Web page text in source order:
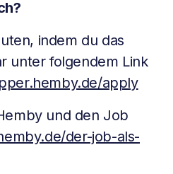
indem du das
unter folgendem Link
apply
und den Job
der-job-als-